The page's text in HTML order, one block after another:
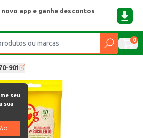
app e ganhe descontos
0
901
seu
sua